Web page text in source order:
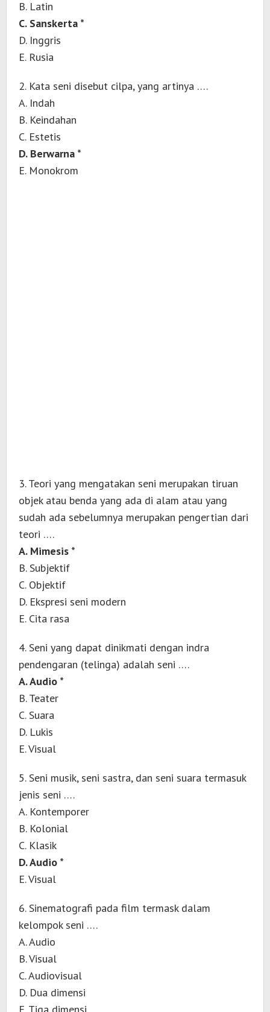
B. Latin
C. Sanskerta *
D. Inggris
E. Rusia
2. Kata seni disebut cilpa, yang artinya ….
A. Indah
B. Keindahan
C. Estetis
D. Berwarna *
E. Monokrom
3. Teori yang mengatakan seni merupakan tiruan
objek atau benda yang ada di alam atau yang
sudah ada sebelumnya merupakan pengertian dari
teori ….
A. Mimesis *
B. Subjektif
C. Objektif
D. Ekspresi seni modern
E. Cita rasa
4. Seni yang dapat dinikmati dengan indra
pendengaran (telinga) adalah seni ….
A. Audio *
B. Teater
C. Suara
D. Lukis
E. Visual
5. Seni musik, seni sastra, dan seni suara termasuk
jenis seni ….
A. Kontemporer
B. Kolonial
C. Klasik
D. Audio *
E. Visual
6. Sinematografi pada film termask dalam
kelompok seni ….
A. Audio
B. Visual
C. Audiovisual
D. Dua dimensi